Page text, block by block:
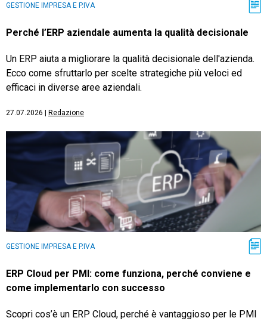
GESTIONE IMPRESA E P.IVA
Perché l’ERP aziendale aumenta la qualità decisionale
Un ERP aiuta a migliorare la qualità decisionale dell'azienda.
Ecco come sfruttarlo per scelte strategiche più veloci ed
efficaci in diverse aree aziendali.
27.07.2026 Redazione
GESTIONE IMPRESA E P.IVA
ERP Cloud per PMI: come funziona, perché conviene e
come implementarlo con successo
Scopri cos’è un ERP Cloud, perché è vantaggioso per le PMI